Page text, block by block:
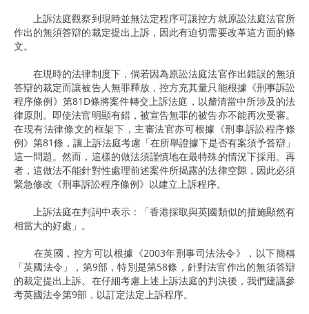
上訴法庭觀察到現時並無法定程序可讓控方就原訟法庭法官所
作出的無須答辯的裁定提出上訴，因此有迫切需要改革這方面的條
文。
在現時的法律制度下，倘若因為原訟法庭法官作出錯誤的無須
答辯的裁定而讓被告人無罪釋放，控方充其量只能根據《刑事訴訟
程序條例》第81D條將案件轉交上訴法庭，以釐清當中所涉及的法
律原則。即使法官明顯有錯，被宣告無罪的被告亦不能再次受審。
在現有法律條文的框架下，主審法官亦可根據《刑事訴訟程序條
例》第81條，讓上訴法庭考慮「在所舉證據下是否有案須予答辯」
這一問題。然而，這樣的做法須謹慎地在最特殊的情況下採用。再
者，這做法不能針對性處理前述案件所揭露的法律空隙，因此必須
緊急修改《刑事訴訟程序條例》以建立上訴程序。
上訴法庭在判詞中表示：「香港採取與英國類似的措施顯然有
相當大的好處」。
在英國，控方可以根據《2003年刑事司法法令》，以下簡稱
「英國法令」，第9部，特別是第58條，針對法官作出的無須答辯
的裁定提出上訴。在仔細考慮上述上訴法庭的判決後，我們建議參
考英國法令第9部，以訂定法定上訴程序。